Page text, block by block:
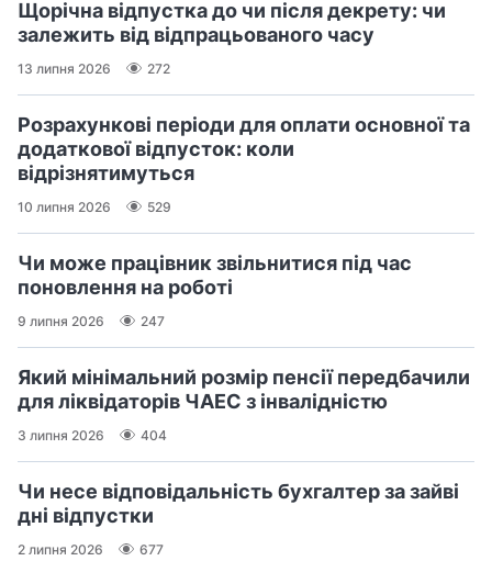
Щорічна відпустка до чи після декрету: чи
залежить від відпрацьованого часу
13 липня 2026 272
Розрахункові періоди для оплати основної та
додаткової відпусток: коли
відрізнятимуться
10 липня 2026 529
Чи може працівник звільнитися під час
поновлення на роботі
9 липня 2026 247
Який мінімальний розмір пенсії передбачили
для ліквідаторів ЧАЕС з інвалідністю
3 липня 2026 404
Чи несе відповідальність бухгалтер за зайві
дні відпустки
2 липня 2026 677